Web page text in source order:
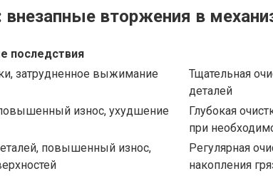
вторжения в
последствия
затрудненное выжимание
Тщательная
деталей
износ, ухудшение
Глубокая
при
повышенный износ,
Регулярная
накопления